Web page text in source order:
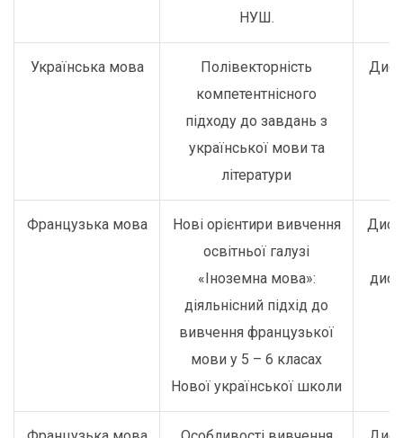
НУШ.
Українська мова
Полівекторність
компетентнісного
підходу до завдань з
української мови та
літератури
Французька мова
Нові орієнтири вивчення
освітньої галузі
«Іноземна мова»:
діяльнісний підхід до
вивчення французької
мови у 5 – 6 класах
Нової української школи